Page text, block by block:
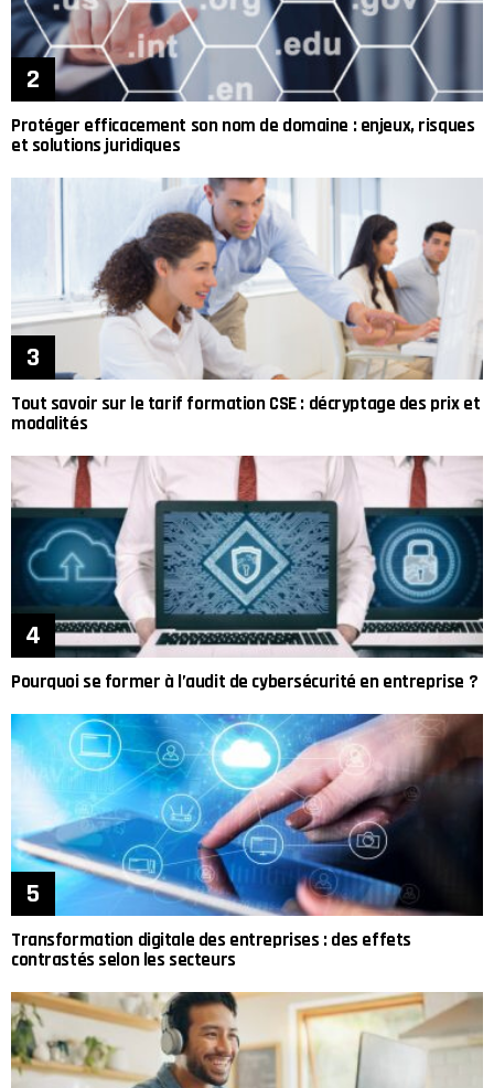
Protéger efficacement son nom de domaine : enjeux, risques
et solutions juridiques
Tout savoir sur le tarif formation CSE : décryptage des prix et
modalités
Pourquoi se former à l’audit de cybersécurité en entreprise ?
Transformation digitale des entreprises : des effets
contrastés selon les secteurs